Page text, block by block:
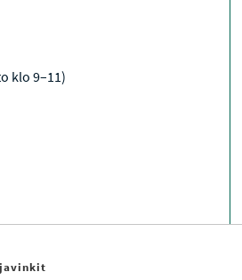
klo 9–11)